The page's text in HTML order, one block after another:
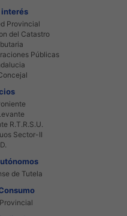
interés
Provincial
del Catastro
Públicas
R.T.R.S.U.
Sector-II
de Tutela